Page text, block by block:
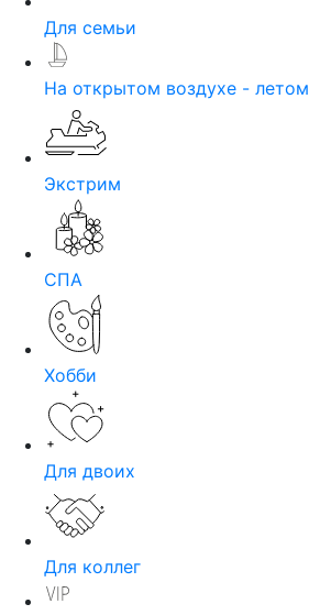
Для семьи
На открытом воздухе - летом
Экстрим
СПА
Хобби
Для двоих
Для коллег